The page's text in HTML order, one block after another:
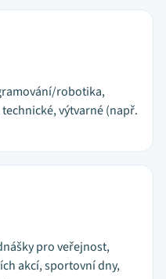
robotika,
výtvarné (např.
pro veřejnost,
akcí, sportovní dny,